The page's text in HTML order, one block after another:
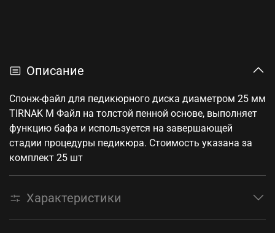
Описание
Спонж-файл для педикюрного диска диаметром 25 мм
TIRNAK M Файл на толстой пенной основе, выполняет
функцию бафа и используется на завершающей
стадии процедуры педикюра. Стоимость указана за
комплект 25 шт
Характеристики